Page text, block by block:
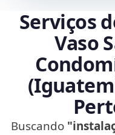
Serviços
Vaso
Buscando